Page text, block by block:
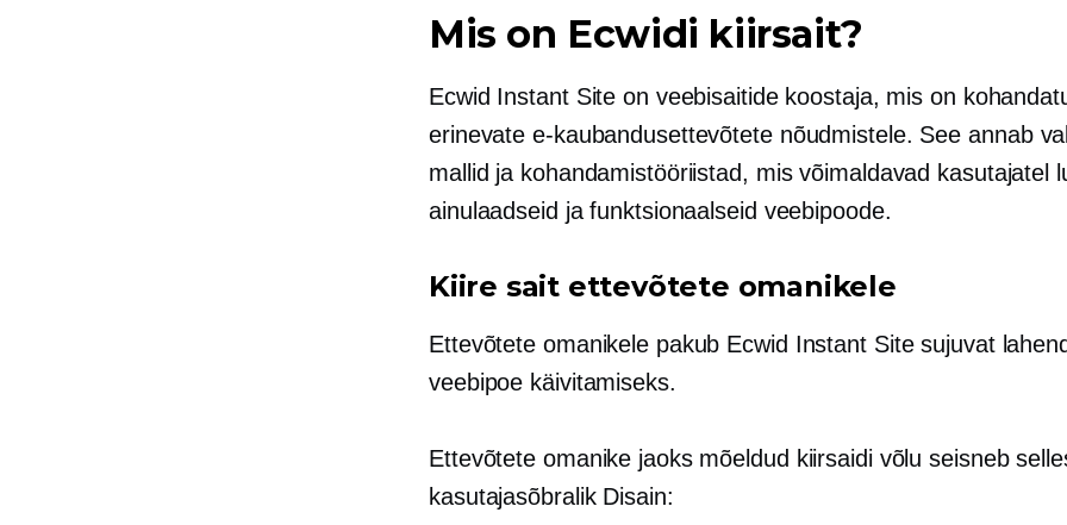
Mis on Ecwidi kiirsait?
Ecwid Instant Site on veebisaitide koostaja, mis on
erinevate e-kaubandusettevõtete nõudmistele. See annab
mallid ja kohandamistööriistad, mis võimaldavad kasutajatel
ainulaadseid ja funktsionaalseid veebipoode.
Kiire sait ettevõtete omanikele
Ettevõtete omanikele pakub Ecwid Instant Site sujuvat
veebipoe käivitamiseks.
Ettevõtete omanike jaoks mõeldud kiirsaidi võlu seisneb
kasutajasõbralikDisain: